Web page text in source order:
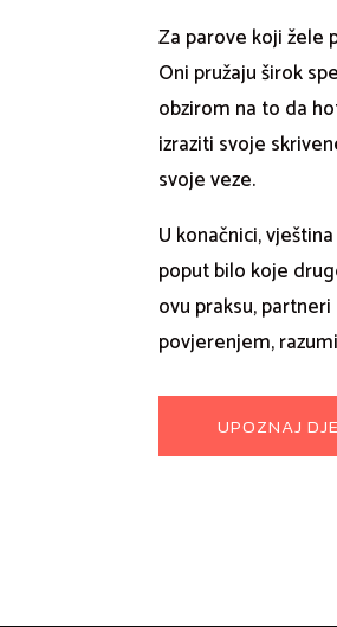
Za parove koji žele
Oni pružaju širok
obzirom na to da
izraziti svoje
svoje veze.
U konačnici,
poput bilo koje
ovu praksu,
povjerenjem,
UPOZNAJ